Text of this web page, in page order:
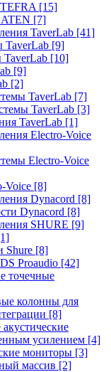
[15]
ATEN [7]
TaverLab [41]
TaverLab [9]
TaverLab [10]
[9]
[2]
TaverLab [7]
TaverLab [3]
TaverLab [1]
Electro-Voice
Electro-Voice
Voice [8]
Dynacord [8]
Dynacord [8]
SHURE [9]
Shure [8]
Proaudio [42]
точечные
колонны для
[8]
усилением [4]
мониторы [3]
массив [2]